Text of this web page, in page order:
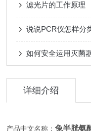
滤光片的工作原理
说说PCR仪怎样分
如何安全运用灭菌
详细介绍
产品中文名称：兔半胱氨